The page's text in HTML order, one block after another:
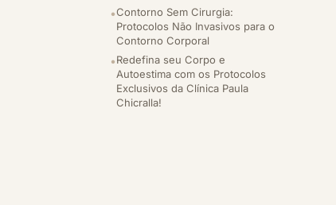
Contorno Sem Cirurgia:
Protocolos Não Invasivos para o
Contorno Corporal
Redefina seu Corpo e
Autoestima com os Protocolos
Exclusivos da Clínica Paula
Chicralla!